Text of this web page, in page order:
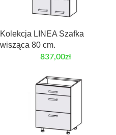
Kolekcja LINEA Szafka
wisząca 80 cm.
837,00zł